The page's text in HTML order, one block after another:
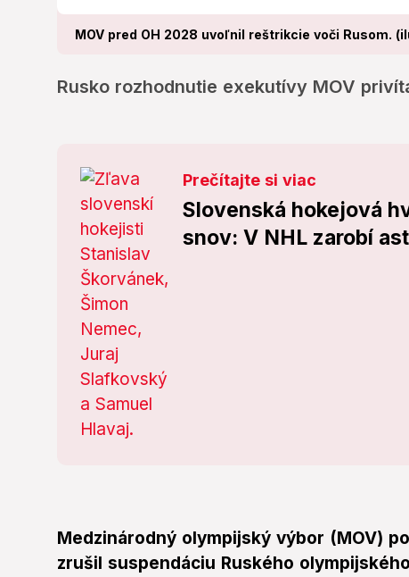
MOV pred OH 2028 uvoľnil reštrikcie voči Rusom.
Rusko rozhodnutie exekutívy MOV
Prečítajte si viac
Slovenská hokejová
snov: V NHL zarobí
Medzinárodný olympijský výbor (MOV)
zrušil suspendáciu Ruského